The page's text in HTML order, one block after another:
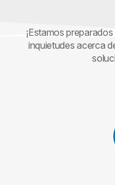
¡Estamos
inquietudes acerca